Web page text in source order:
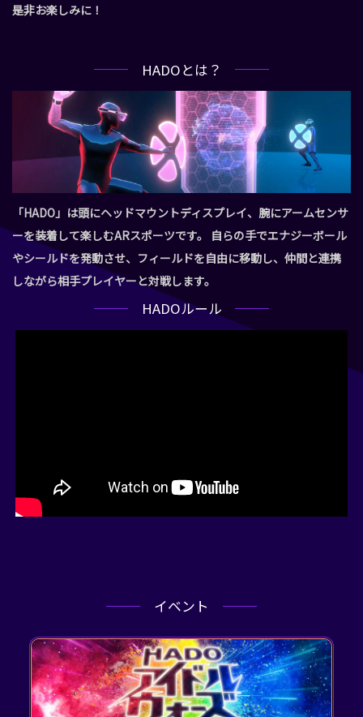
是非お楽しみに！
HADOとは？
「HADO」は頭にヘッドマウントディスプレイ、腕にアームセンサ
ーを装着して楽しむARスポーツです。 自らの手でエナジーボール
やシールドを発動させ、フィールドを自由に移動し、仲間と連携
しながら相手プレイヤーと対戦します。
HADOルール
イベント